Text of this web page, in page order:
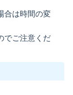
合は時間の変
でご注意くだ